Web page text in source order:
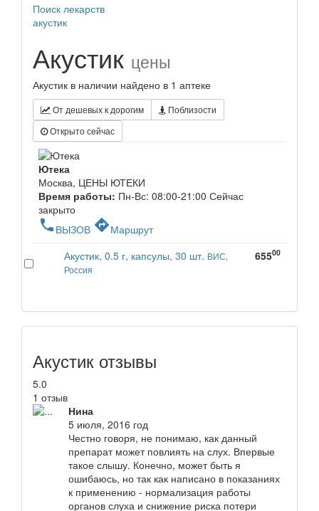
Поиск лекарств
акустик
Акустик цены
Акустик в наличии найдено в 1 аптеке
От дешевых к дорогим
Поблизости
Открыто сейчас
Ютека
Москва, ЦЕНЫ ЮТЕКИ
Время работы: Пн-Вс: 08:00-21:00 Сейчас
закрыто
phone ВЫЗОВ directionsМаршрут
Акустик, 0.5 г, капсулы, 30 шт. ВИС,
Россия
65500
Акустик отзывы
5.0
1 отзыв
Нина
5 июля, 2016 год
Честно говоря, не понимаю, как данный
препарат может повлиять на слух. Впервые
такое слышу. Конечно, может быть я
ошибаюсь, но так как написано в показаниях
к применению - нормализация работы
органов слуха и снижение риска потери